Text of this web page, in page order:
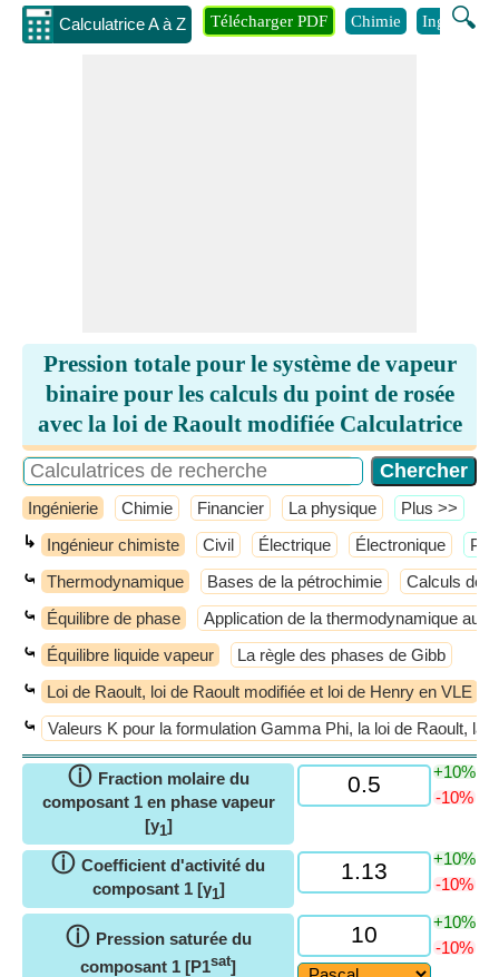
Calculatrice A à Z 🔍
Télécharger PDF Chimie Ingénierie
Pression totale pour le système de vapeur
binaire pour les calculs du point de rosée
avec la loi de Raoult modifiée Calculatrice
Ingénierie Chimie Financier La physique ​Plus >>
↳ Ingénieur chimiste Civil Électrique Électronique
⤿ Thermodynamique Bases de la pétrochimie Calculs de
⤿ Équilibre de phase Application de la thermodynamique aux
⤿ Équilibre liquide vapeur La règle des phases de Gibb
⤿ Loi de Raoult, loi de Raoult modifiée et loi de Henry en VLE
⤿ Valeurs K pour la formulation Gamma Phi, la loi de Raoult, la
ⓘ Fraction molaire du
composant 1 en phase vapeur
[y1]
+10%
-10%
ⓘ Coefficient d'activité du
composant 1 [γ1]
+10%
-10%
ⓘ Pression saturée du
composant 1 [P1sat]
+10%
-10%